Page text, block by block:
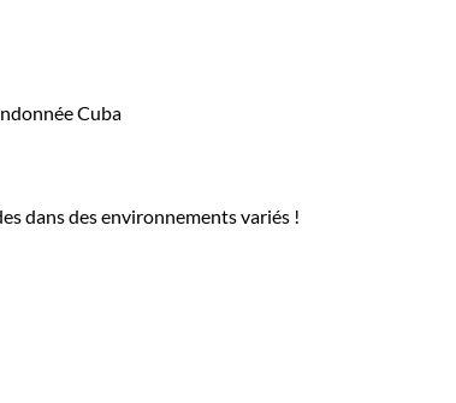
dans des environnements variés !